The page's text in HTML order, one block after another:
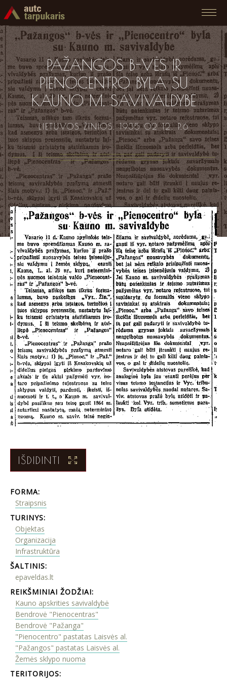
PAŽANGOS B-VĖS IR
PIENOCENTRO BYLA SU
KAUNO M. SAVIVALDYBE
LIETUVOS ŽINIOS. 1935 02 12. P.6
IŠDIDINTI
FORMA:
Straipsnis
TURINYS:
Objektas
Organizacija
Infrastruktūra
ŠALTINIS:
epaveldas.lt
REIKŠMINIAI ŽODŽIAI:
Kauno apskrities savivaldybė
Bendrovė "Pienocentras"
Bendrovė "Pažanga"
"Pienocentro" pastatas Laisvės al.
"Pažangos" pastatas Laisvės al.
Žemės sklypo nuoma
TERITORIJOS: